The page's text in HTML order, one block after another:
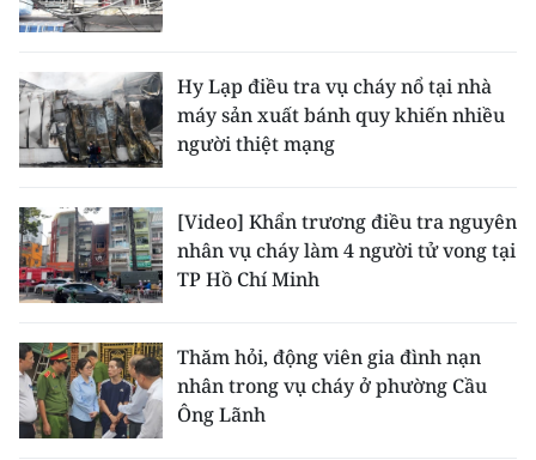
KHOA HỌC - CÔNG NGHỆ
MÔI TRƯỜNG
BẠN ĐỌC
KIỂM CHỨNG THÔNG TIN
54 DÂN TỘC VIỆT NAM
CHƯƠNG TRÌNH OCOP - MỖI XÃ
Hy Lạp điều tra vụ cháy nổ tại nhà
máy sản xuất bánh quy khiến nhiều
người thiệt mạng
[Video] Khẩn trương điều tra nguyên
nhân vụ cháy làm 4 người tử vong tại
TP Hồ Chí Minh
Thăm hỏi, động viên gia đình nạn
nhân trong vụ cháy ở phường Cầu
Ông Lãnh